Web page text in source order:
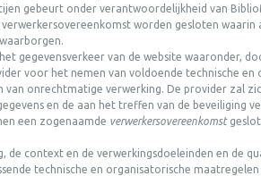
gebeurt onder verantwoordelijkheid van
worden gesloten waarin
gegevensverkeer van de website waaronder,
voor het nemen van voldoende technische
onrechtmatige verwerking. De provider zal
en de aan het treffen van de beveiliging
een zogenaamde verwerkersovereenkomst
context en de verwerkingsdoeleinden en de
technische en organisatorische